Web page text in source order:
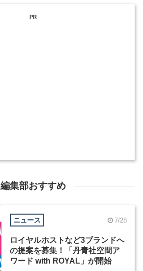
PR
編集部おすすめ
ニュース 7/28
ロイヤルホストなど3ブランドへ
の提案を募集！「丹青社空間ア
ワード with ROYAL」が開始